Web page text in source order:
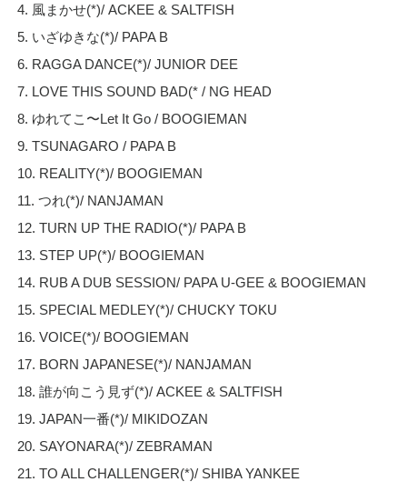
4. 風まかせ(*)/ ACKEE & SALTFISH
5. いざゆきな(*)/ PAPA B
6. RAGGA DANCE(*)/ JUNIOR DEE
7. LOVE THIS SOUND BAD(* / NG HEAD
8. ゆれてこ〜Let It Go / BOOGIEMAN
9. TSUNAGARO / PAPA B
10. REALITY(*)/ BOOGIEMAN
11. つれ(*)/ NANJAMAN
12. TURN UP THE RADIO(*)/ PAPA B
13. STEP UP(*)/ BOOGIEMAN
14. RUB A DUB SESSION/ PAPA U-GEE & BOOGIEMAN
15. SPECIAL MEDLEY(*)/ CHUCKY TOKU
16. VOICE(*)/ BOOGIEMAN
17. BORN JAPANESE(*)/ NANJAMAN
18. 誰が向こう見ず(*)/ ACKEE & SALTFISH
19. JAPAN一番(*)/ MIKIDOZAN
20. SAYONARA(*)/ ZEBRAMAN
21. TO ALL CHALLENGER(*)/ SHIBA YANKEE